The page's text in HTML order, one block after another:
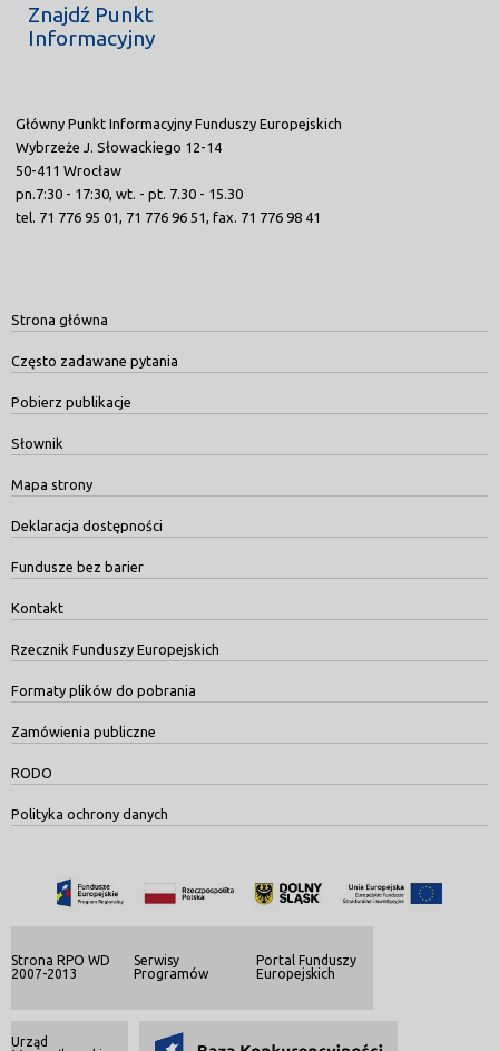
Znajdź Punkt
Informacyjny
Główny Punkt Informacyjny Funduszy Europejskich
Wybrzeże J. Słowackiego 12-14
50-411 Wrocław
pn.7:30 - 17:30, wt. - pt. 7.30 - 15.30
tel. 71 776 95 01, 71 776 96 51, fax. 71 776 98 41
Strona główna
Często zadawane pytania
Pobierz publikacje
Słownik
Mapa strony
Deklaracja dostępności
Fundusze bez barier
Kontakt
Rzecznik Funduszy Europejskich
Formaty plików do pobrania
Zamówienia publiczne
RODO
Polityka ochrony danych
Strona RPO WD
2007-2013
Serwisy
Programów
Portal Funduszy
Europejskich
Urząd